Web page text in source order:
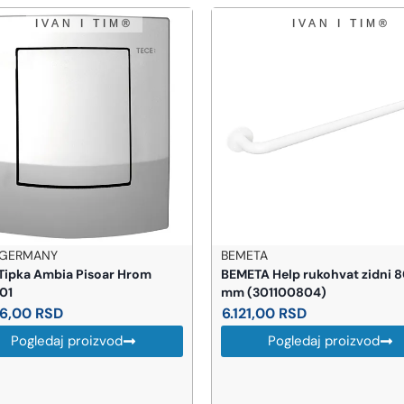
Help rukohvat zidni 800
(301100804)
RSD
Pogledaj proizvod
HANSGROHE
Hansgrohe FixFit zidni
tuš crevo sa
(26457000)
4.123,00RSD
Pogledaj